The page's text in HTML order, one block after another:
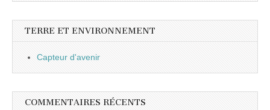
TERRE ET ENVIRONNEMENT
Capteur d'avenir
COMMENTAIRES RÉCENTS